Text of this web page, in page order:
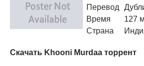
Перевод
Время
127
Страна
Скачать Khooni Murdaa торрент